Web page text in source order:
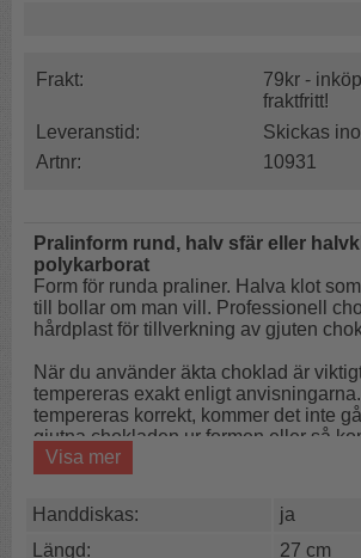
Frakt:
79kr -
fraktfritt!
Leveranstid:
Skickas
Artnr:
10931
Pralinform rund, halv sfär eller
polykarborat
Form för runda praliner. Halva klot
till bollar om man vill. Professionell
hårdplast för tillverkning av gjuten
När du använder äkta choklad är
tempereras exakt enligt
tempereras korrekt, kommer det inte
gjutna chokladen ur formen eller så
smulas sönder.
GÖR SÅ HÄR!
Chokladformen ska inte frysas länge
ugn och den ska inte heller diskas i
Visa mer
Handdiskas:
ja
Längd:
27 cm